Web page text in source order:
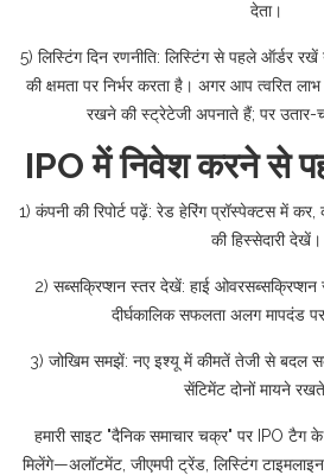
देता।
5) लिस्टिंग दिन रणनीति: लिस्टिंग से पहले ऑर्डर
की क्षमता पर निर्भर करता है। अगर आप त्वरित
रखने की स्ट्रेटेजी अपनाते हैं; पर उतार-
IPO में निवेश करने से
1) कंपनी की रिपोर्ट पढ़ें: रेड हेरिंग प्रॉस्पेक्टस में
की हिस्सेदारी देखें।
2) सब्सक्रिप्शन स्तर देखें: हाई
दीर्घकालिक सफलता अलग मापदंड पर
3) जोखिम समझें: नए इश्यू में कीमतें तेजी से बदल
सेंटिमेंट दोनों मायने
हमारी साइट "दैनिक समाचार चक्र" पर IPO
मिलेंगे—अलॉटमेंट, जीएमपी ट्रेंड, लिस्टिंग